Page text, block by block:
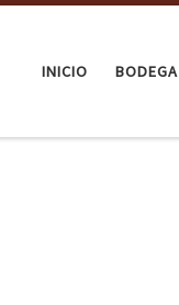
INICIO BODEGA